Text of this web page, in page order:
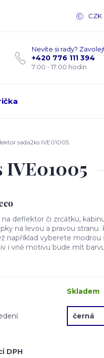
CZK
Nevíte si rady?
+420 776 111 394
7:00 - 17:00 hodin
sada2ks IVE01005
IVE01005
deflektor či zrcátku,
na levou a pravou stranu.
například vyberete
i vně motivu bude mít
Skladem
DPH